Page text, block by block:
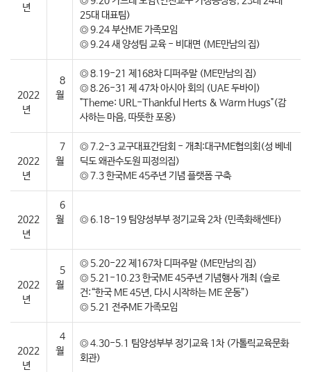
년
25대 대표팀)
◎ 9.24 부산ME 가족모임
◎ 9.24 새 양성팀 교육 - 비대면 (ME만남의 집)
2022
년
8
월
◎ 8.19-21 제168차 디퍼주말 (ME만남의 집)
◎ 8.26-31 제 47차 아시아 회의 (UAE 두바이)
"Theme: URL-Thankful Herts & Warm Hugs"(감
사하는 마음, 따뜻한 포옹)
2022
년
7
월
◎ 7.2-3 교구대표간담회 - 개최:대구ME협의회(성 베네
딕도 왜관수도원 피정의집)
◎ 7.3 한국ME 45주년 기념 플랫폼 구축
2022
년
6
월
◎ 6.18-19 팀양성부부 정기교육 2차 (민족화해센타)
2022
년
5
월
◎ 5.20-22 제167차 디퍼주말 (ME만남의 집)
◎ 5.21-10.23 한국ME 45주년 기념행사 개최 (슬로
건:“한국 ME 45년, 다시 시작하는 ME 운동”)
◎ 5.21 전주ME 가족모임
2022
년
4
월
◎ 4.30-5.1 팀양성부부 정기교육 1차 (가톨릭교육문화
회관)